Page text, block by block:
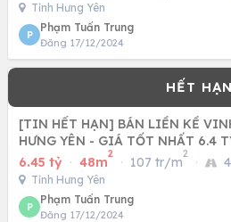
Tỉnh Hưng Yên
P
Phạm Tuấn Trung
Đăng 17/12/2024
[TIN HẾT HẠN] BÁN LIỀN KỀ
HƯNG YÊN - GIÁ TỐT NHẤT 6.4
6.45 tỷ · 48m
2
· 107 tr/m
2
·
Tỉnh Hưng Yên
P
Phạm Tuấn Trung
Đăng 17/12/2024